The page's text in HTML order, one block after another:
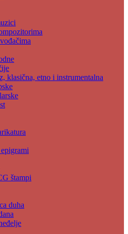
klasična, etno i instrumentalna
štampi
duha